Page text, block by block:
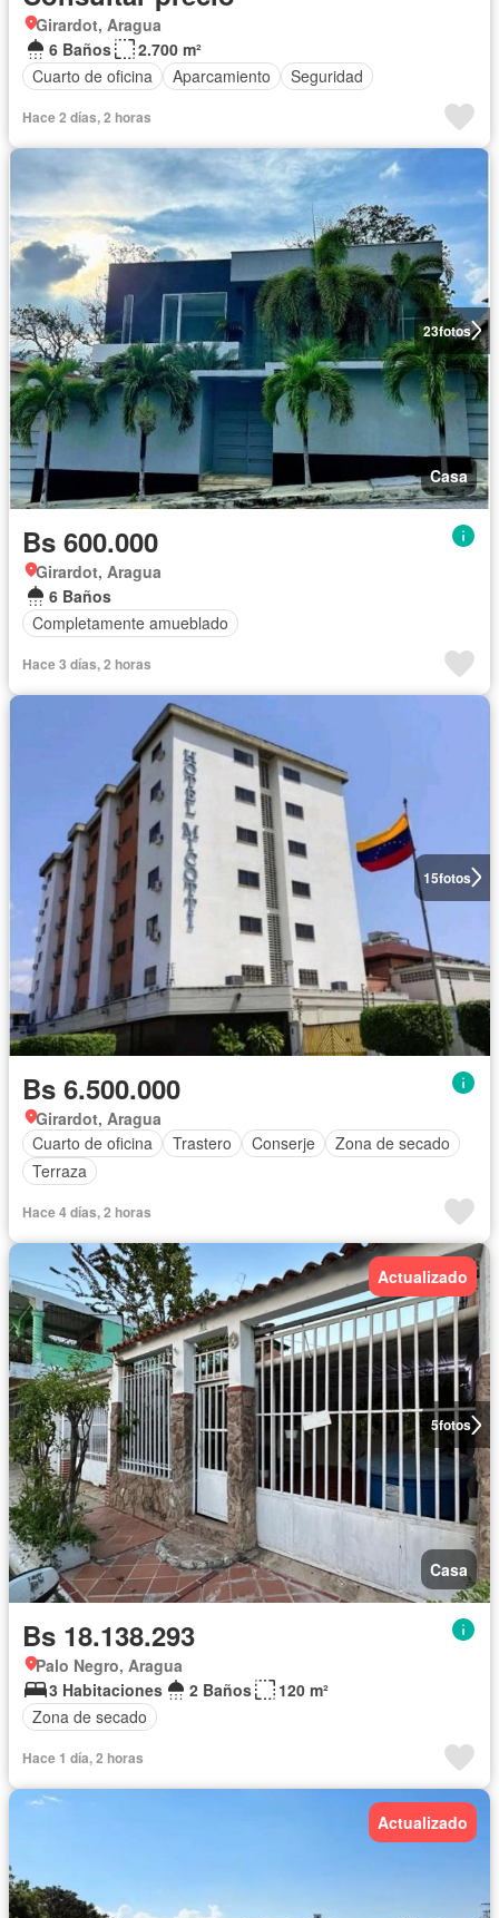
Girardot, Aragua
6 Baños
2.700 m²
Cuarto de oficina
Aparcamiento Seguridad
Hace 2 días, 2 horas
23fotos
Casa
Bs 600.000
Girardot, Aragua
6 Baños
Completamente amueblado
Hace 3 días, 2 horas
15fotos
Bs 6.500.000
Girardot, Aragua
Cuarto de oficina
Trastero Conserje
Zona de secado
Terraza
Hace 4 días, 2 horas
5fotos
Actualizado
Casa
Bs 18.138.293
Palo Negro, Aragua
3 Habitaciones
2 Baños
120 m²
Zona de secado
Hace 1 día, 2 horas
Actualizado